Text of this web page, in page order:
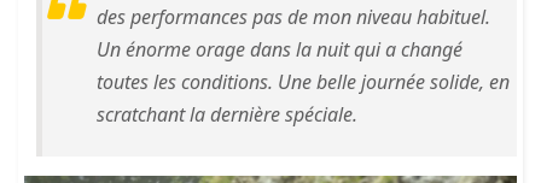
des performances pas de mon niveau habituel.
Un énorme orage dans la nuit qui a changé
toutes les conditions. Une belle journée solide, en
scratchant la dernière spéciale.